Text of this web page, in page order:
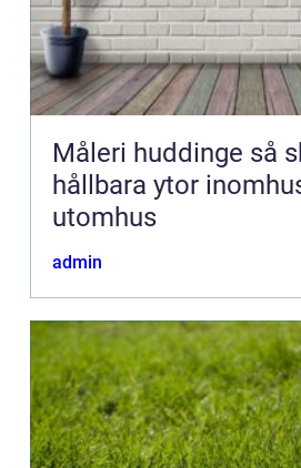
Måleri huddinge så skapar du
hållbara ytor
utomhus
admin